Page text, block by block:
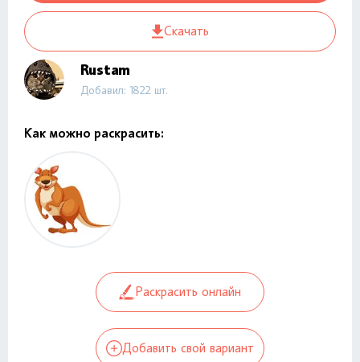
Скачать
Rustam
Добавил: 1822 шт.
Как можно раскрасить:
Раскрасить онлайн
Добавить свой вариант